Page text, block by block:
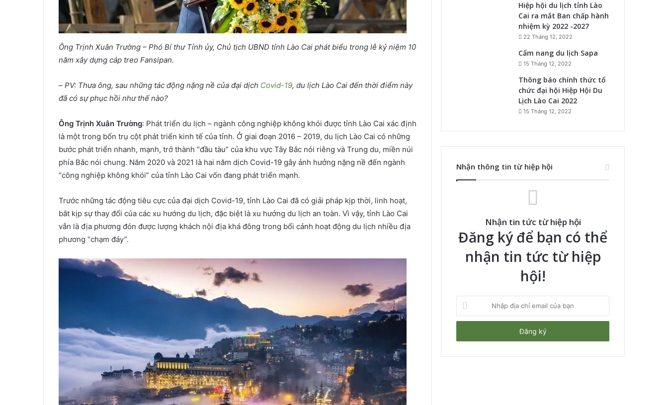
Ông Trịnh Xuân Trường – Phó Bí thư Tỉnh ủy, Chủ tịch UBND tỉnh Lào Cai phát biểu trong lễ kỷ niệm 10
năm xây dựng cáp treo Fansipan.
– PV: Thưa ông, sau những tác động nặng nề của đại dịch Covid-19, du lịch Lào Cai đến thời điểm này
đã có sự phục hồi như thế nào?
Ông Trịnh Xuân Trường: Phát triển du lịch – ngành công nghiệp không khói được tỉnh Lào Cai xác định
là một trong bốn trụ cột phát triển kinh tế của tỉnh. Ở giai đoạn 2016 – 2019, du lịch Lào Cai có những
bước phát triển nhanh, mạnh, trở thành “đầu tàu” của khu vực Tây Bắc nói riêng và Trung du, miền núi
phía Bắc nói chung. Năm 2020 và 2021 là hai năm dịch Covid-19 gây ảnh hưởng nặng nề đến ngành
“công nghiệp không khói” của tỉnh Lào Cai vốn đang phát triển mạnh.
Trước những tác động tiêu cực của đại dịch Covid-19, tỉnh Lào Cai đã có giải pháp kịp thời, linh hoạt,
bắt kịp sự thay đổi của các xu hướng du lịch, đặc biệt là xu hướng du lịch an toàn. Vì vậy, tỉnh Lào Cai
vẫn là địa phương đón được lượng khách nội địa khá đông trong bối cảnh hoạt động du lịch nhiều địa
phương “chạm đáy”.
Hiệp hội du lịch tỉnh Lào
Cai ra mắt Ban chấp hành
nhiệm kỳ 2022 -2027
22 Tháng 12, 2022
Cẩm nang du lịch Sapa
15 Tháng 12, 2022
Thông báo chính thức tổ
chức đại hội Hiệp Hội Du
Lịch Lào Cai 2022
15 Tháng 12, 2022
Nhận thông tin từ hiệp hội
Nhận tin tức từ hiệp hội
Đăng ký để bạn có thể
nhận tin tức từ hiệp
hội!
Nhập
địa
chỉ
của